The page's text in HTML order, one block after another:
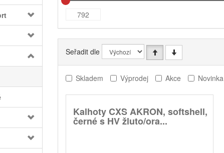
Seřadit dle
Skladem Výprodej Akce Novinka
Kalhoty CXS AKRON, softshell,
černé s HV žluto/ora...